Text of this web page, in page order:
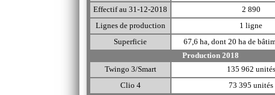
Effectif au 31-12-2018
2 890
Lignes de production
1 ligne
Superficie
67,6 ha, dont 20 ha de
Production 2018
Twingo 3/Smart
135 962 unités
Clio 4
73 395 unités